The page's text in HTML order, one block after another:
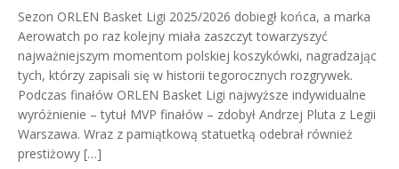
Sezon ORLEN Basket Ligi 2025/2026 dobiegł końca, a marka
Aerowatch po raz kolejny miała zaszczyt towarzyszyć
najważniejszym momentom polskiej koszykówki, nagradzając
tych, którzy zapisali się w historii tegorocznych rozgrywek.
Podczas finałów ORLEN Basket Ligi najwyższe indywidualne
wyróżnienie – tytuł MVP finałów – zdobył Andrzej Pluta z Legii
Warszawa. Wraz z pamiątkową statuetką odebrał również
prestiżowy […]